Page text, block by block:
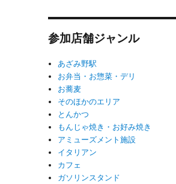
参加店舗ジャンル
あざみ野駅
お弁当・お惣菜・デリ
お蕎麦
そのほかのエリア
とんかつ
もんじゃ焼き・お好み焼き
アミューズメント施設
イタリアン
カフェ
ガソリンスタンド